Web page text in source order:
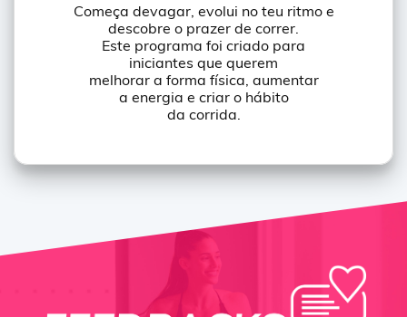
Começa devagar, evolui no teu ritmo e
descobre o prazer de correr.
Este programa foi criado para
iniciantes que querem
melhorar a forma física, aumentar
a energia e criar o hábito
da corrida.